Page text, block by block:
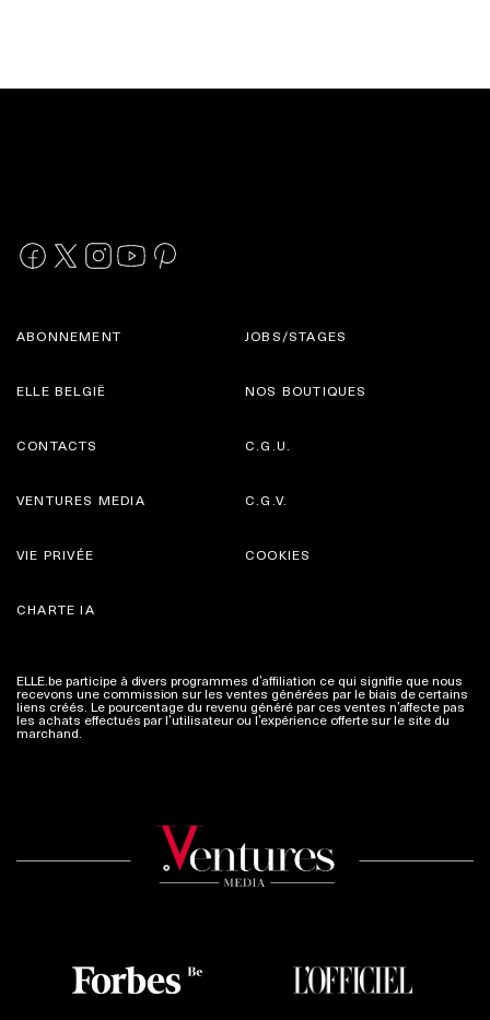
ABONNEMENT
ELLE BELGIË
JOBS/STAGES
NOS BOUTIQUES
CONTACTS
VENTURES MEDIA
C.G.U.
C.G.V.
VIE PRIVÉE
CHARTE IA
COOKIES
ELLE.be participe à divers programmes d’affiliation ce qui signifie que nous
recevons une commission sur les ventes générées par le biais de certains
liens créés. Le pourcentage du revenu généré par ces ventes n’affecte pas
les achats effectués par l’utilisateur ou l’expérience offerte sur le site du
marchand. Plus d'infos